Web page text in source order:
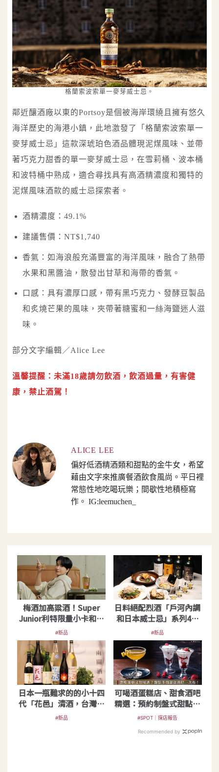
格蘭索波索單一麥芽威士忌。
鄰近釀酒廠以東的Portsoy是個被海岸環繞且擁有悠久
海洋歷史的海港小鎮，此地激發了「格蘭索波索單一
麥芽威士忌」這款深琥珀色酒品體現泥煤風味、並帶
著巧克力甜香的單一麥芽威士忌，在雪莉桶、波本桶
和波特桶中熟成，適合尋找具有高酒精濃度和獨特的
泥煤風味酒款的威士忌探索者。
酒精濃度：49.1%
建議售價：NT$1,740
香氣：如海浪般充滿豐富的海洋風味，融合了熱帶
水果和黑醬油，散發出甘草和海帶的香氣。
口感：具有濃厚口感，帶有黑巧克力、發酵豆製品
和炙燒芒果的風味，夾帶著糖蜜和一絲海鹽迷人滋
味。
部分文字編輯／Alice Lee
溫馨提醒：未滿18歲請勿飲酒，飲酒過量，有害健
康，禁止酒駕！
ALICE LEE
偏好低酒精酒類和甜點的金牛女，希望
藉由文字來推廣餐酒飲食風尚。平日裡
常態性地吃喝玩樂；間歇性地積極寫
作。 IG:leemuchen_
梅酒加高粱酒！Super
Junior利特限量小卡和海
報同步開抽
#新品
日料絕配烈酒「戶河內調
和日本威士忌」系列4款
在台開賣啦
#新品
日本一瓶難求的的小十四
代「花邑」清酒，台灣也
喝得到了！
#新品
可喝酒蛋糕店、甜食酒吧
精選：預約制盤式甜點必
訪，低消一次整理
#SPOT｜探店報告
Recommended by